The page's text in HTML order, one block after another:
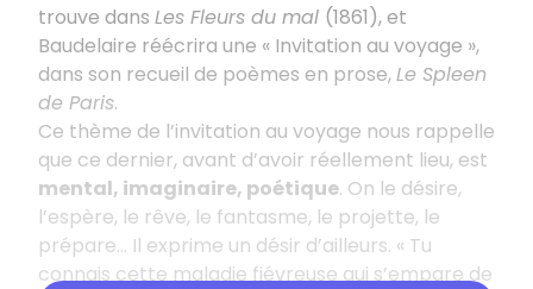
trouve dans Les Fleurs du mal (1861), et
Baudelaire réécrira une « Invitation au voyage »,
dans son recueil de poèmes en prose,Le Spleen
de Paris.
Ce thème de l’invitation au voyage nous rappelle
que ce dernier, avant d’avoir réellement lieu, est
mental, imaginaire, poétique. On le désire,
l’espère, le rêve, le fantasme, le projette, le
prépare… Il exprime un désir d’ailleurs. « Tu
connais cette maladie fiévreuse qui s’empare de